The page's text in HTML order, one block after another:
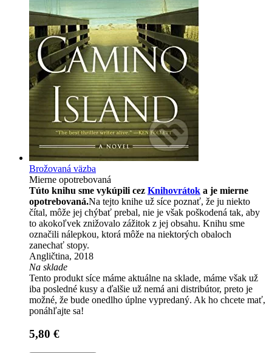
Brožovaná väzba
Mierne opotrebovaná
Túto knihu sme vykúpili cez Knihovrátok a je mierne
opotrebovaná.Na tejto knihe už síce poznať, že ju niekto
čítal, môže jej chýbať prebal, nie je však poškodená tak, aby
to akokoľvek znižovalo zážitok z jej obsahu. Knihu sme
označili nálepkou, ktorá môže na niektorých obaloch
zanechať stopy.
Angličtina, 2018
Na sklade
Tento produkt síce máme aktuálne na sklade, máme však už
iba posledné kusy a ďalšie už nemá ani distribútor, preto je
možné, že bude onedlho úplne vypredaný. Ak ho chcete mať,
ponáhľajte sa!
5,80 €